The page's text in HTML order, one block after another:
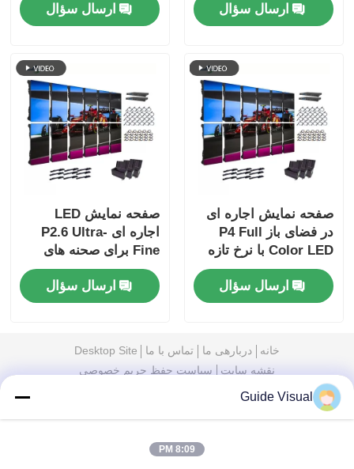
7680 هرتز بدون صفحه
سیاه CE
ارسال سؤال
پس زمینه مرحله تلفن
همراه
ارسال سؤال
صفحه نمایش اجاره ای
در فضای باز P4 Full
Color LED با نرخ تازه
سازی 7680 هرتز و IP65
ضد آب برای صفحه
نمایش دیواری ویدیوی
ارسال سؤال
صفحه نمایش LED
اجاره ای P2.6 Ultra-
Fine برای صحنه های
برتر و رویدادهای داخلی
با تصاویر شفاف
ارسال سؤال
خانه دربارهی ما تماس با ما
Desktop Site
نقشه سایت
سیاست حفظ حریم خصوصی
© 2026 Shenzhen Guide Technology Co., Ltd. All
Guide Visual
8:09 PM